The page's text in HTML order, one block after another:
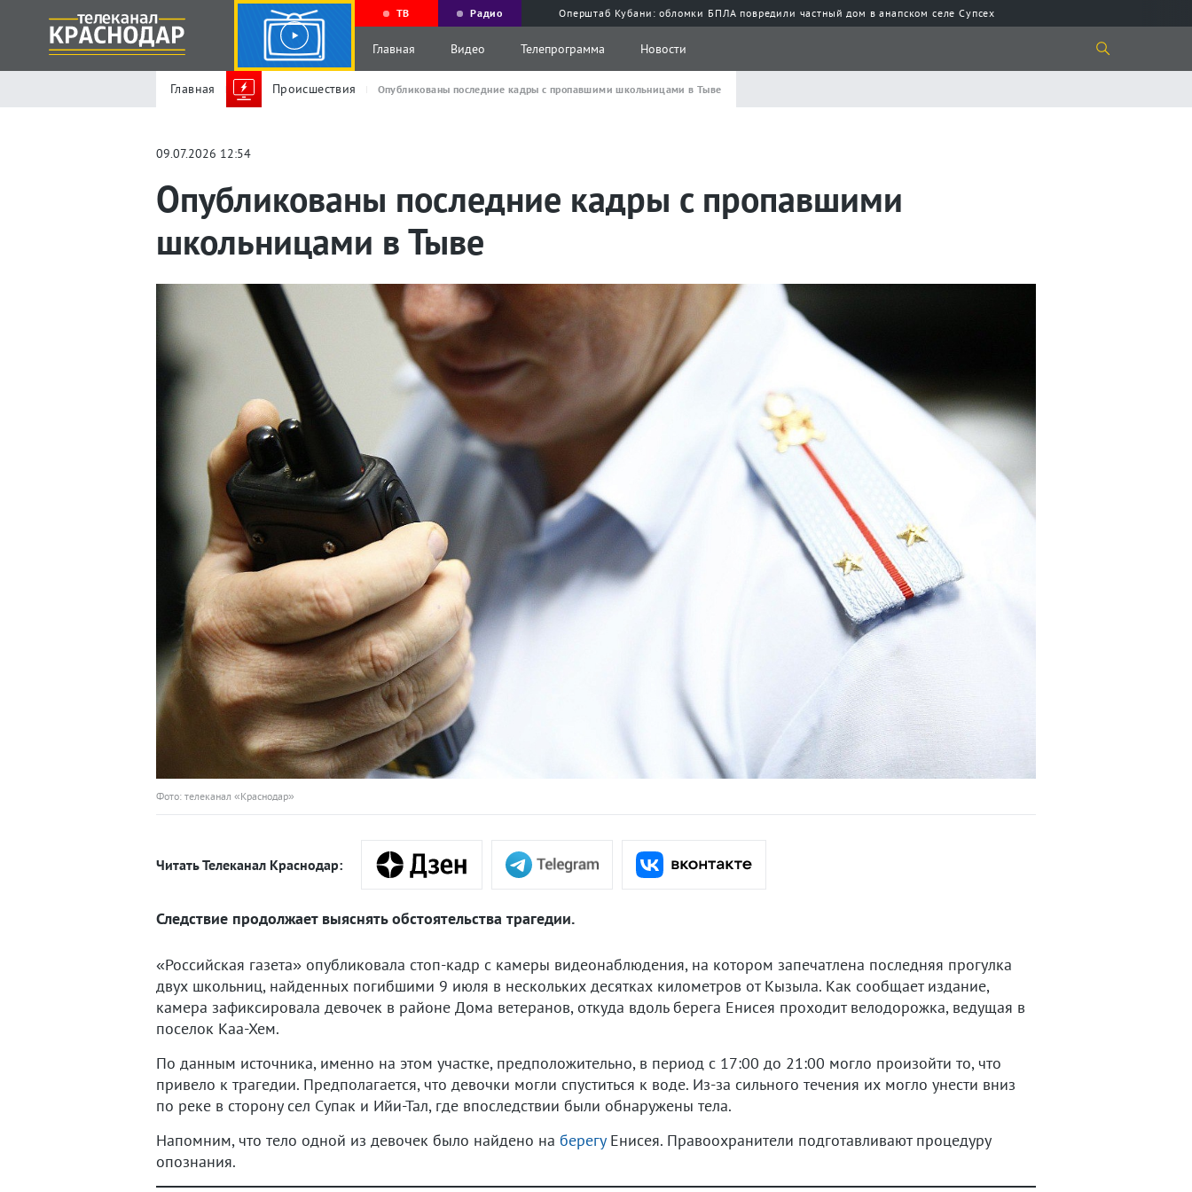
ТВ Радио Оперштаб Кубани: обломки БПЛА повредили частный дом в анапском селе Супсех
Главная Видео Телепрограмма Новости
Главная Происшествия Опубликованы последние кадры с пропавшими школьницами в Тыве
09.07.2026 12:54
Опубликованы последние кадры с пропавшими
школьницами в Тыве
Фото: телеканал «Краснодар»
Читать Телеканал Краснодар:
Следствие продолжает выяснять обстоятельства трагедии.
«Российская газета» опубликовала стоп-кадр с камеры видеонаблюдения, на котором запечатлена последняя прогулка
двух школьниц, найденных погибшими 9 июля в нескольких десятках километров от Кызыла. Как сообщает издание,
камера зафиксировала девочек в районе Дома ветеранов, откуда вдоль берега Енисея проходит велодорожка, ведущая в
поселок Каа-Хем.
По данным источника, именно на этом участке, предположительно, в период с 17:00 до 21:00 могло произойти то, что
привело к трагедии. Предполагается, что девочки могли спуститься к воде. Из-за сильного течения их могло унести вниз
по реке в сторону сел Супак и Ийи-Тал, где впоследствии были обнаружены тела.
Напомним, что тело одной из девочек было найдено на берегуЕнисея. Правоохранители подготавливают процедуру
опознания.